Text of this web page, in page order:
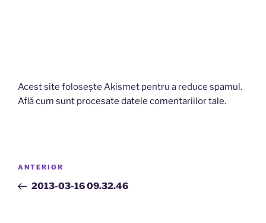
Acest site folosește Akismet pentru a reduce spamul.
Află cum sunt procesate datele comentariilor tale.
Navigare
articole
Articolul
anterior
ANTERIOR
2013-03-16 09.32.46